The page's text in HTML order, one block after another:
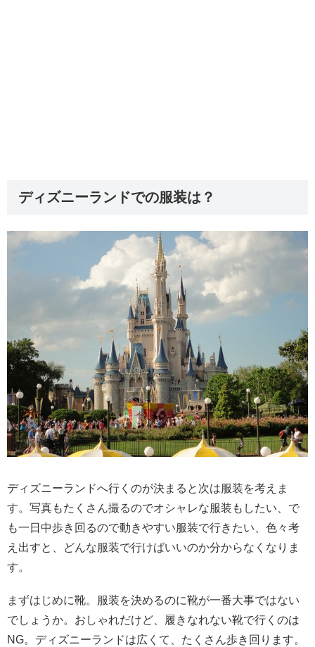
ディズニーランドでの服装は？
ディズニーランドへ行くのが決まると次は服装を考えま
す。写真もたくさん撮るのでオシャレな服装もしたい、で
も一日中歩き回るので動きやすい服装で行きたい、色々考
え出すと、どんな服装で行けばいいのか分からなくなりま
す。
まずはじめに靴。服装を決めるのに靴が一番大事ではない
でしょうか。おしゃれだけど、履きなれない靴で行くのは
NG。ディズニーランドは広くて、たくさん歩き回ります。